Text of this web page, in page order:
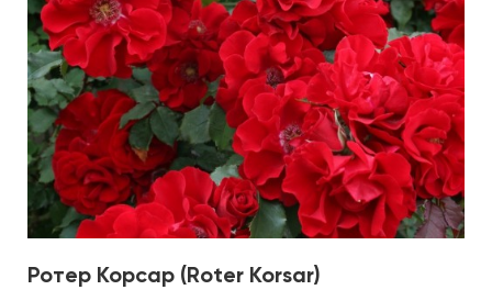
Ротер Корсар (Roter Korsar)